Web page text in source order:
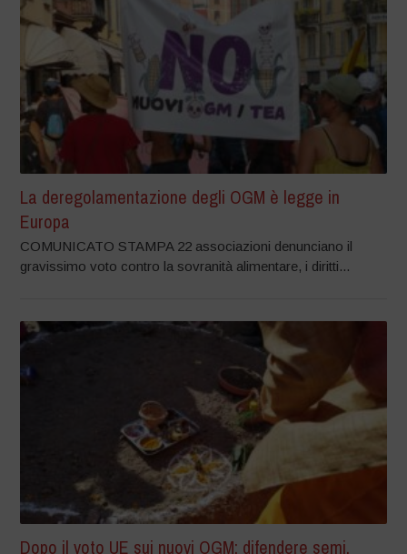
La deregolamentazione degli OGM è legge in
Europa
COMUNICATO STAMPA 22 associazioni denunciano il
gravissimo voto contro la sovranità alimentare, i diritti...
Dopo il voto UE sui nuovi OGM: difendere semi,